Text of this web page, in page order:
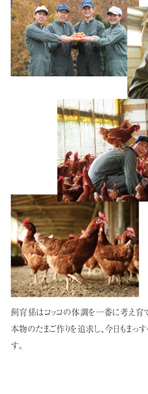
飼育係はコッコの体調を一番に考え育
本物のたまご作りを追求し、今日もまっ
す。